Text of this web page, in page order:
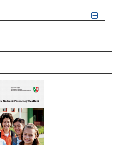
ODER ZULETZT ANGESEHENE